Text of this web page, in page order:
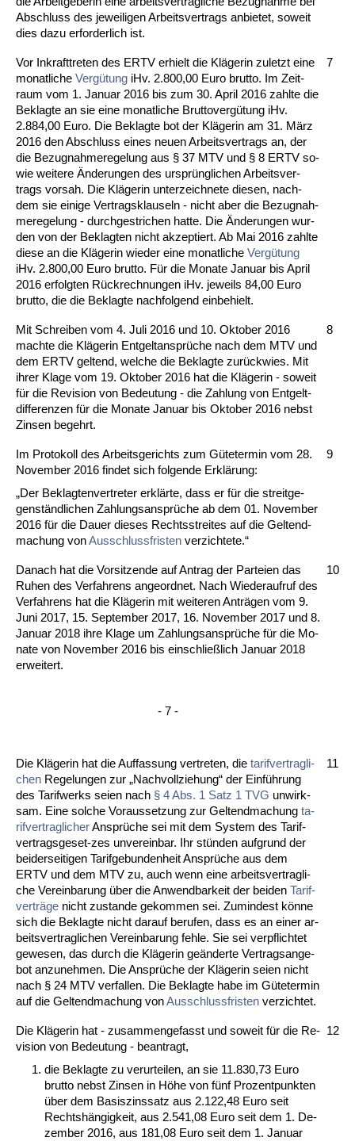
Ab­schluss des je­wei­li­gen Ar­beits­ver­trags an­bie­tet, so­weit
dies da­zu er­for­der­lich ist.
Vor In­kraft­tre­ten des ERTV er­hielt die Kläge­rin zu­letzt ei­ne
mo­nat­li­che Vergütung iHv. 2.800,00 Eu­ro brut­to. Im Zeit­
raum vom 1. Ja­nu­ar 2016 bis zum 30. April 2016 zahl­te die
Be­klag­te an sie ei­ne mo­nat­li­che Brut­to­vergütung iHv.
2.884,00 Eu­ro. Die Be­klag­te bot der Kläge­rin am 31. März
2016 den Ab­schluss ei­nes neu­en Ar­beits­ver­trags an, der
die Be­zug­nah­me­re­ge­lung aus § 37 MTV und § 8 ERTV so­
wie wei­te­re Ände­run­gen des ursprüng­li­chen Ar­beits­ver­
trags vor­sah. Die Kläge­rin un­ter­zeich­ne­te die­sen, nach­
dem sie ei­ni­ge Ver­trags­klau­seln - nicht aber die Be­zug­nah­
me­re­ge­lung - durch­ge­stri­chen hat­te. Die Ände­run­gen wur­
den von der Be­klag­ten nicht ak­zep­tiert. Ab Mai 2016 zahl­te
die­se an die Kläge­rin wie­der ei­ne mo­nat­li­che Vergütung
iHv. 2.800,00 Eu­ro brut­to. Für die Mo­na­te Ja­nu­ar bis April
2016 er­folg­ten Rück­rech­nun­gen iHv. je­weils 84,00 Eu­ro
brut­to, die die Be­klag­te nach­fol­gend ein­be­hielt.
7
Mit Schrei­ben vom 4. Ju­li 2016 und 10. Ok­to­ber 2016
mach­te die Klä­ge­rin Ent­gelt­ansprüche nach dem MTV und
dem ERTV gel­tend, wel­che die Be­klag­te zurück­wies. Mit
ih­rer Kla­ge vom 19. Ok­to­ber 2016 hat die Kläge­rin - so­weit
für die Re­vi­si­on von Be­deu­tung - die Zah­lung von Ent­gelt­
dif­fe­ren­zen für die Mo­na­te Ja­nu­ar bis Ok­to­ber 2016 nebst
Zin­sen be­gehrt.
8
Im Pro­to­koll des Ar­beits­ge­richts zum Güte­ter­min vom 28.
No­vem­ber 2016 fin­det sich fol­gen­de Erklärung:
„Der Be­klag­ten­ver­tre­ter erklärte, dass er für die streit­ge­
genständ­li­chen Zah­lungs­ansprüche ab dem 01. No­vem­ber
2016 für die Dau­er die­ses Rechts­strei­tes auf die Gel­tend­
ma­chung vonAus­schluss­fris­ten ver­zich­te­te.“
9
Da­nach hat die Vor­sit­zen­de auf An­trag der Par­tei­en das
Ru­hen des Ver­fah­rens an­ge­ord­net. Nach Wie­der­auf­ruf des
Ver­fah­rens hat die Kläge­rin mit wei­te­ren Anträgen vom 9.
Ju­ni 2017, 15. Sep­tem­ber 2017, 16. No­vem­ber 2017 und 8.
Ja­nu­ar 2018 ih­re Kla­ge um Zah­lungs­ansprüche für die Mo­
na­te von No­vem­ber 2016 bis ein­sch­ließlich Ja­nu­ar 2018
er­wei­tert.
- 7 -
10
Die Kläge­rin hat die Auf­fas­sung ver­tre­ten, die ta­rif­ver­trag­li­
chen Re­ge­lun­gen zur „Nach­voll­zie­hung“ der Einführung
des Ta­rif­werks sei­en nach § 4 Abs. 1 Satz 1 TVG un­wirk­
sam. Ei­ne sol­che Vor­aus­set­zung zur Gel­tend­ma­chung ta­
rif­ver­trag­li­cherAnsprüche sei mit dem Sys­tem des Ta­rif­
ver­trags­ge­set-zes un­ver­ein­bar. Ihr stünden auf­grund der
bei­der­sei­ti­gen Ta­rif­ge­bun­den­heit Ansprüche aus dem
ERTV und dem MTV zu, auch wenn ei­ne ar­beits­ver­trag­li­
che Ver­ein­ba­rung über die An­wend­bar­keit der bei­den Ta­rif­
verträge nicht zu­stan­de ge­kom­men sei. Zu­min­dest könne
sich die Be­klag­te nicht dar­auf be­ru­fen, dass es an ei­ner ar­
beits­ver­trag­li­chen Ver­ein­ba­rung feh­le. Sie sei ver­pflich­tet
ge­we­sen, das durch die Kläge­rin geänder­te Ver­trags­an­ge­
bot an­zu­neh­men. Die Ansprüche der Kläge­rin sei­en nicht
nach § 24 MTV ver­fal­len. Die Be­klag­te ha­be im Güte­ter­min
auf die Gel­tend­ma­chung vonAus­schluss­fris­ten ver­zich­tet.
11
Die Kläge­rin hat - zu­sam­men­ge­fasst und so­weit für die Re­
vi­si­on von Be­deu­tung - be­an­tragt,
die Be­klag­te zu ver­ur­tei­len, an sie 11.830,73 Eu­ro
brut­to nebst Zin­sen in Höhe von fünf Pro­zent­punk­ten
über dem Ba­sis­zins­satz aus 2.122,48 Eu­ro seit
Rechtshängig­keit, aus 2.541,08 Eu­ro seit dem 1. De­
zem­ber 2016, aus 181,08 Eu­ro seit dem 1. Ja­nu­ar
12